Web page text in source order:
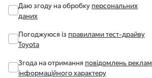
Даю згоду на обробку персональних
даних
Погоджуюся із правилами тест-драйву
Toyota
Згода на отримання повідомлень
інформаційного характеру